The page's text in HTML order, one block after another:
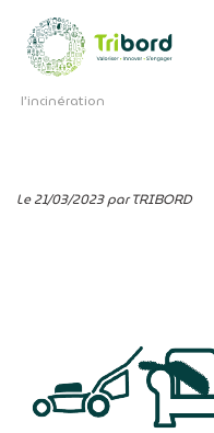
Accueil»
l’incinération
Le 21/03/2023 par TRIBORD